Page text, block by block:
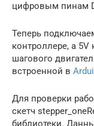
цифровым пинам
Теперь
контроллере, а
шагового
встроенной в
Для проверки
скетч
библиотеки.